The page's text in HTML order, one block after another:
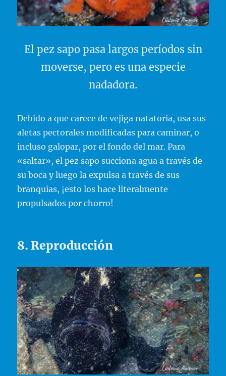
El pez sapo pasa largos períodos sin
moverse, pero es una especie
nadadora.
Debido a que carece de vejiga natatoria, usa sus
aletas pectorales modificadas para caminar, o
incluso galopar, por el fondo del mar. Para
«saltar», el pez sapo succiona agua a través de
su boca y luego la expulsa a través de sus
branquias, ¡esto los hace literalmente
propulsados ​​por chorro!
8. Reproducción